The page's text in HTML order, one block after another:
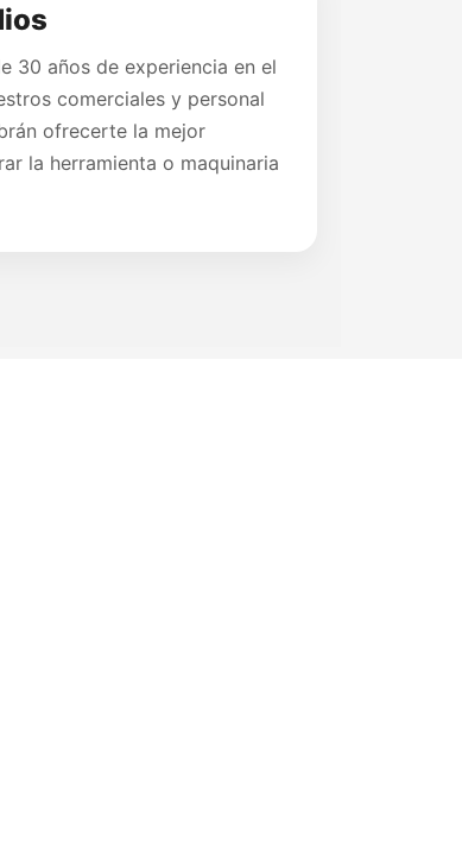
30 años de experiencia en el
comerciales y personal
ofrecerte la mejor
la herramienta o maquinaria